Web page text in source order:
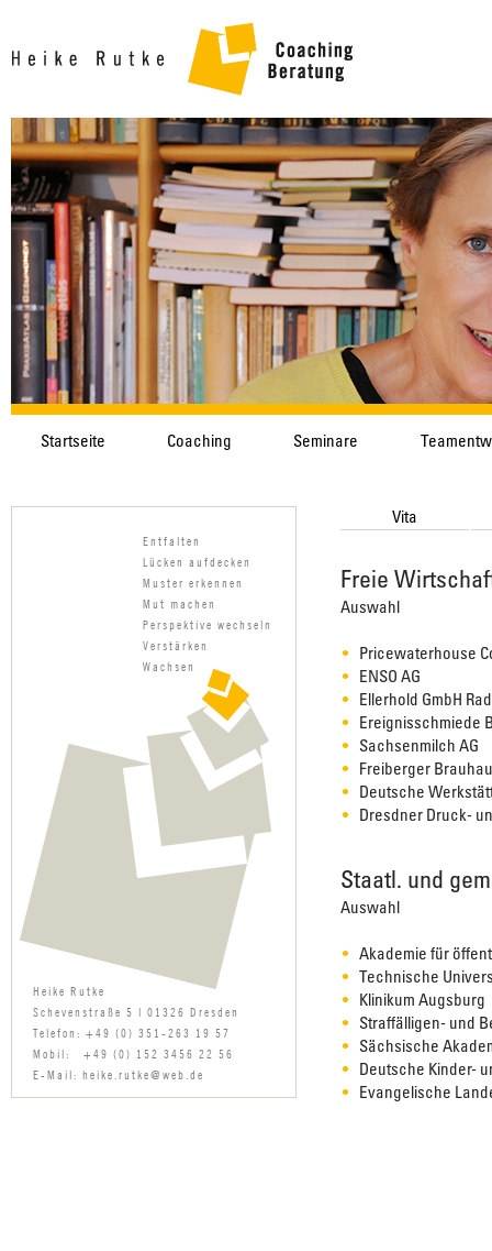
Startseite Coaching Seminare
Entfalten
Lücken aufdecken
Muster erkennen
Mut machen
Perspektive wechseln
Verstärken
Wachsen
Heike Rutke
Schevenstraße 5 | 01326 Dresden
Telefon: +49 (0) 351-263 19 57
Mobil: +49 (0) 152 3456 22 56
E-Mail: heike.rutke@web.de
Vita
Freie
Auswahl
Pricewaterhouse
ENSO AG
Ellerhold GmbH
Ereignisschmiede
Sachsenmilch AG
Freiberger
Deutsche
Dresdner Druck-
Staatl. und
Auswahl
Akademie für
Technische
Klinikum Augsburg
Straffälligen- und
Sächsische
Deutsche Kinder-
Evangelische